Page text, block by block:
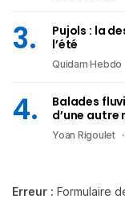
Pujols : la
l’été
Quidam Hebdo
Balades
d’une autre
Yoan Rigoulet
Erreur : Formulaire